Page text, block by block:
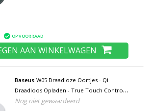
OP VOORRAAD
AAN WINKELWAGEN
Baseus W05 Draadloze Oortjes - Qi
Draadloos Opladen - True Touch Control
TWS Bluetooth 5.0 Earphones Earbuds
Nog niet gewaardeerd